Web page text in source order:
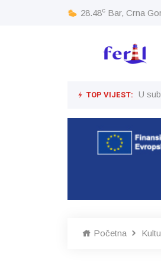
28.48c Bar, Crna
TOP VIJEST: U
Početna